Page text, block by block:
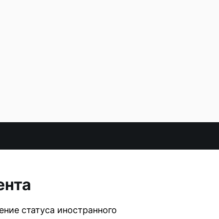
статуса иностранного